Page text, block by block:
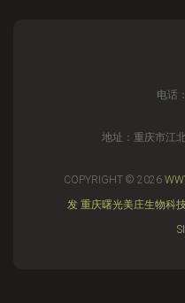
电话
地址：重庆市江
COPYRIGHT © 2026
发 重庆曙光美庄生物科